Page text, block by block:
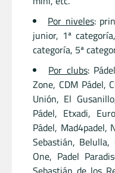
Por niveles:
junior, 1ª
categoría, 5ª
Por clubs:
Zone, CDM Pádel,
Unión, El
Pádel, Etxadi,
Pádel, Mad4padel,
Sebastián,
One, Padel